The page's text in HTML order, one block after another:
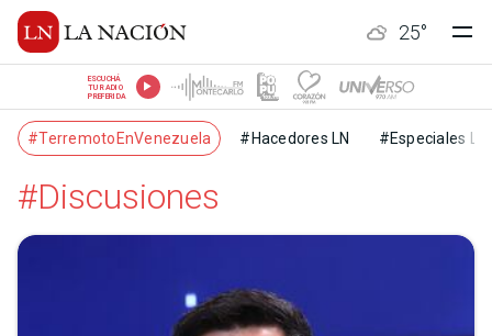
25°
ESCUCHÁ
TU RADIO
PREFERIDA
#TerremotoEnVenezuela #Hacedores LN #Especiales LN
#Discusiones